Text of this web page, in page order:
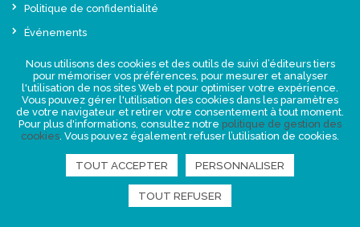
Politique de confidentialité
Événements
Une offre globale sur-mesure
Presse
NEWSLETTER
RETROUVEZ-NOUS
Nous utilisons des cookies et des outils de suivi d’éditeurs tiers
pour mémoriser vos préférences, pour mesurer et analyser
l'utilisation de nos sites Web et pour optimiser votre expérience.
Vous pouvez gérer l'utilisation des cookies dans les paramètres
de votre navigateur et retirer votre consentement à tout moment.
Pour plus d'informations, consultez notre politique de gestion des
cookies. Vous pouvez également refuser l’utilisation de cookies.
TOUT ACCEPTER PERSONNALISER
TOUT REFUSER